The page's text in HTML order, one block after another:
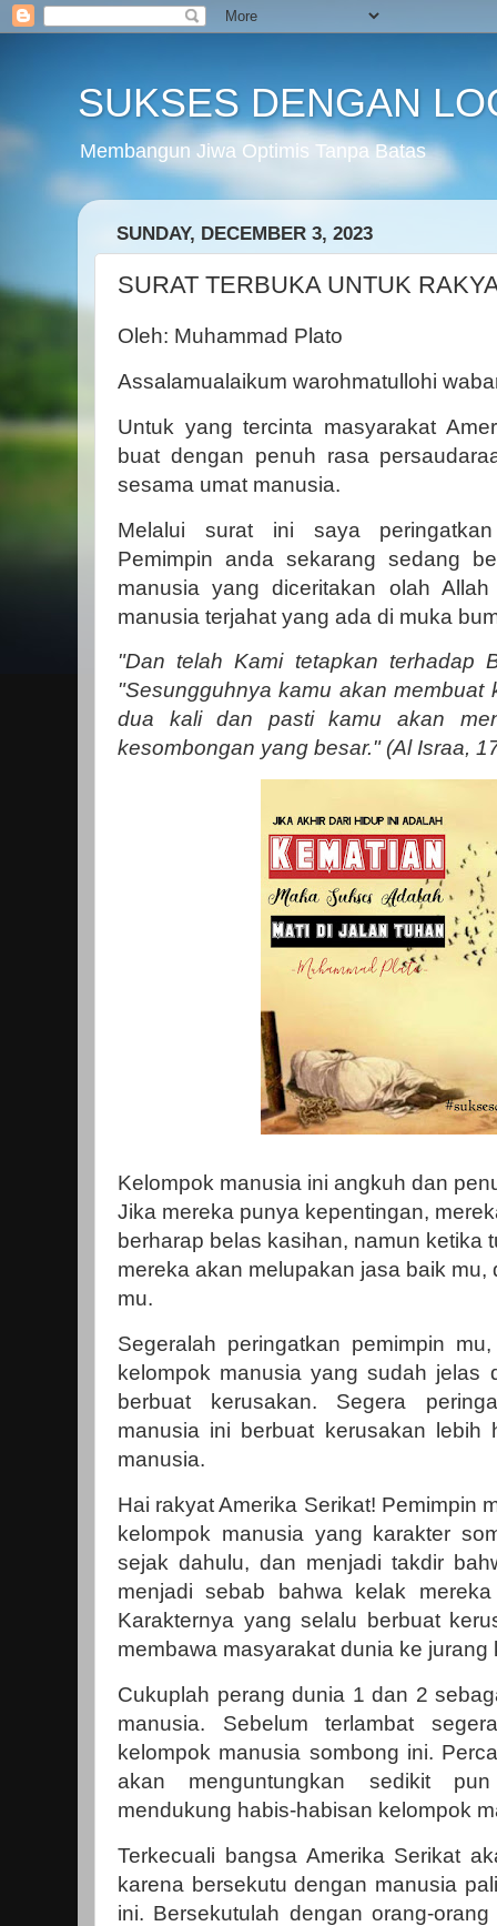
SUKSES DENGAN
Membangun Jiwa Optimis Tanpa Batas
SUNDAY, DECEMBER 3, 2023
SURAT TERBUKA UNTUK
Oleh: Muhammad Plato
Assalamualaikum warohmatullohi
Untuk yang tercinta masyarakat
buat dengan penuh rasa
sesama umat manusia.
Melalui surat ini saya
Pemimpin anda sekarang sedang
manusia yang diceritakan olah
manusia terjahat yang ada di muka
"Dan telah Kami tetapkan terhadap
"Sesungguhnya kamu akan membuat
dua kali dan pasti kamu akan
kesombongan yang besar." (Al Israa,
Kelompok manusia ini angkuh dan
Jika mereka punya kepentingan,
berharap belas kasihan, namun ketika
mereka akan melupakan jasa baik
mu.
Segeralah peringatkan pemimpin
kelompok manusia yang sudah jelas
berbuat kerusakan. Segera
manusia ini berbuat kerusakan lebih
manusia.
Hai rakyat Amerika Serikat! Pemimpin
kelompok manusia yang karakter
sejak dahulu, dan menjadi takdir
menjadi sebab bahwa kelak
Karakternya yang selalu berbuat
membawa masyarakat dunia ke
Cukuplah perang dunia 1 dan 2
manusia. Sebelum terlambat
kelompok manusia sombong ini.
akan menguntungkan sedikit
mendukung habis-habisan kelompok
Terkecuali bangsa Amerika Serikat
karena bersekutu dengan manusia
ini. Bersekutulah dengan orang-